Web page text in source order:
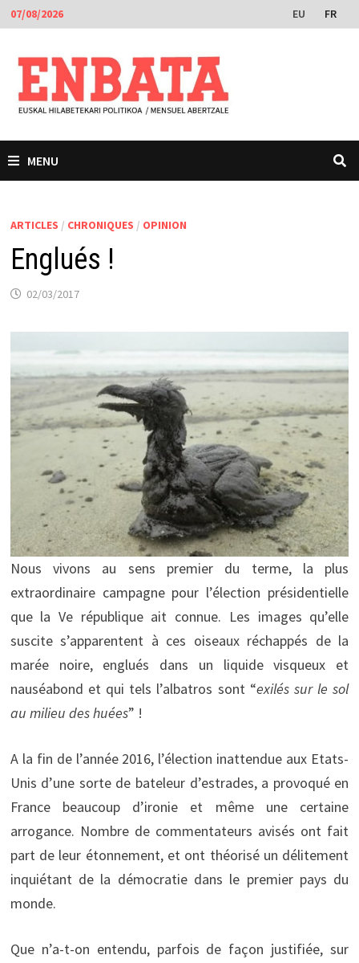
Passer
au
contenu
07/08/2026 EU FR
MENU
ARTICLES / CHRONIQUES / OPINION
Englués !
02/03/2017
Nous vivons au sens premier du terme, la plus
extraordinaire campagne pour l’élection présidentielle
que la Ve république ait connue. Les images qu’elle
suscite s’apparentent à ces oiseaux réchappés de la
marée noire, englués dans un liquide visqueux et
nauséabond et qui tels l’albatros sont “exilés sur le sol
au milieu des huées” !
A la fin de l’année 2016, l’élection inattendue aux Etats-
Unis d’une sorte de bateleur d’estrades, a provoqué en
France beaucoup d’ironie et même une certaine
arrogance. Nombre de commentateurs avisés ont fait
part de leur étonnement, et ont théorisé un délitement
inquiétant de la démocratie dans le premier pays du
monde.
Que n’a-t-on entendu, parfois de façon justifiée, sur